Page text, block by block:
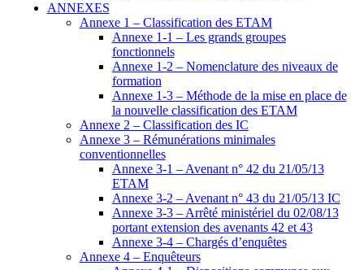
ANNEXES
Annexe 1 – Classification des ETAM
Annexe 1-1 – Les grands groupes
fonctionnels
Annexe 1-2 – Nomenclature des niveaux de
formation
Annexe 1-3 – Méthode de la mise en place de
la nouvelle classification des ETAM
Annexe 2 – Classification des IC
Annexe 3 – Rémunérations minimales
conventionnelles
Annexe 3-1 – Avenant n° 42 du 21/05/13
ETAM
Annexe 3-2 – Avenant n° 43 du 21/05/13 IC
Annexe 3-3 – Arrêté ministériel du 02/08/13
portant extension des avenants 42 et 43
Annexe 3-4 – Chargés d’enquêtes
Annexe 4 – Enquêteurs